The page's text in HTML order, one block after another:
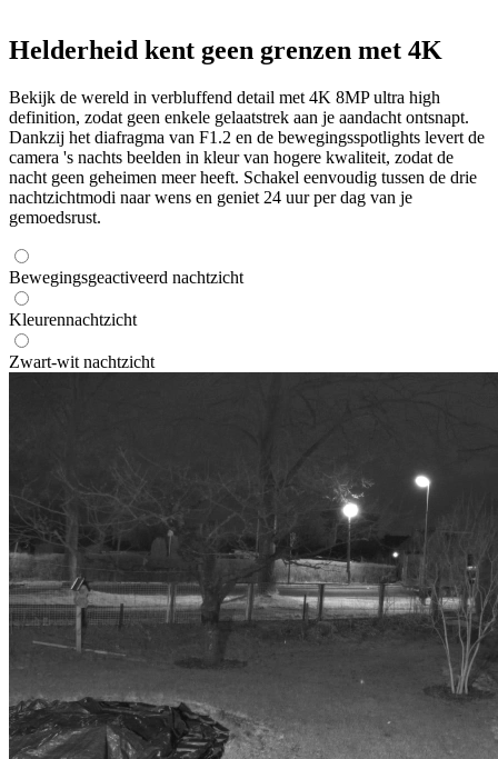
Helderheid kent geen grenzen met 4K
Bekijk de wereld in verbluffend detail met 4K 8MP ultra high
definition, zodat geen enkele gelaatstrek aan je aandacht ontsnapt.
Dankzij het diafragma van F1.2 en de bewegingsspotlights levert de
camera 's nachts beelden in kleur van hogere kwaliteit, zodat de
nacht geen geheimen meer heeft. Schakel eenvoudig tussen de drie
nachtzichtmodi naar wens en geniet 24 uur per dag van je
gemoedsrust.
Bewegingsgeactiveerd nachtzicht
Kleurennachtzicht
Zwart-wit nachtzicht